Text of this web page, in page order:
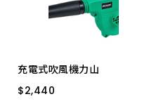
充電式吹風機力山
$2,440
$2,440